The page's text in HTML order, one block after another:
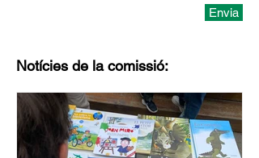
Envia
Notícies de la comissió: